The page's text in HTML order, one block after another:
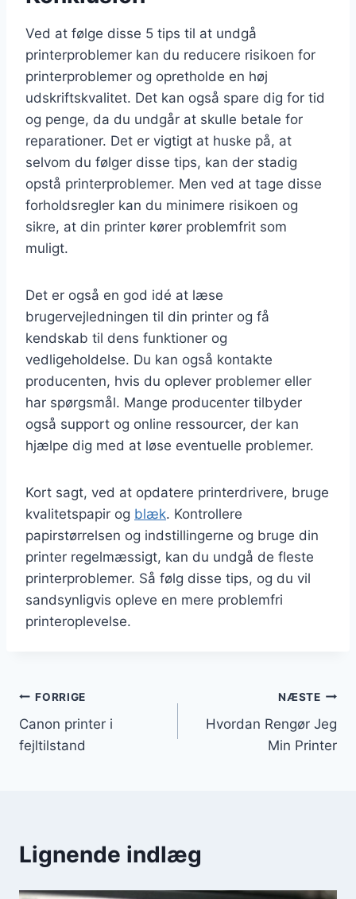
Ved at følge disse 5 tips til at undgå
printerproblemer kan du reducere risikoen for
printerproblemer og opretholde en høj
udskriftskvalitet. Det kan også spare dig for tid
og penge, da du undgår at skulle betale for
reparationer. Det er vigtigt at huske på, at
selvom du følger disse tips, kan der stadig
opstå printerproblemer. Men ved at tage disse
forholdsregler kan du minimere risikoen og
sikre, at din printer kører problemfrit som
muligt.
Det er også en god idé at læse
brugervejledningen til din printer og få
kendskab til dens funktioner og
vedligeholdelse. Du kan også kontakte
producenten, hvis du oplever problemer eller
har spørgsmål. Mange producenter tilbyder
også support og online ressourcer, der kan
hjælpe dig med at løse eventuelle problemer.
Kort sagt, ved at opdatere printerdrivere, bruge
kvalitetspapir og blæk. Kontrollere
papirstørrelsen og indstillingerne og bruge din
printer regelmæssigt, kan du undgå de fleste
printerproblemer. Så følg disse tips, og du vil
sandsynligvis opleve en mere problemfri
printeroplevelse.
Indlægsnavigation
FORRIGE
Canon printer i
fejltilstand
NÆSTE
Hvordan Rengør Jeg
Min Printer
Lignende indlæg